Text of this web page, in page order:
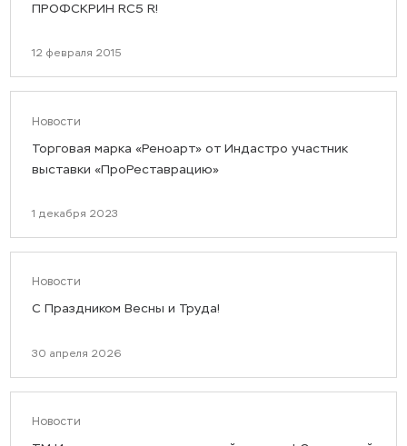
ПРОФСКРИН RC5 R!
12 февраля 2015
Новости
Торговая марка «Реноарт» от Индастро участник
выставки «ПроРеставрацию»
1 декабря 2023
Новости
С Праздником Весны и Труда!
30 апреля 2026
Новости